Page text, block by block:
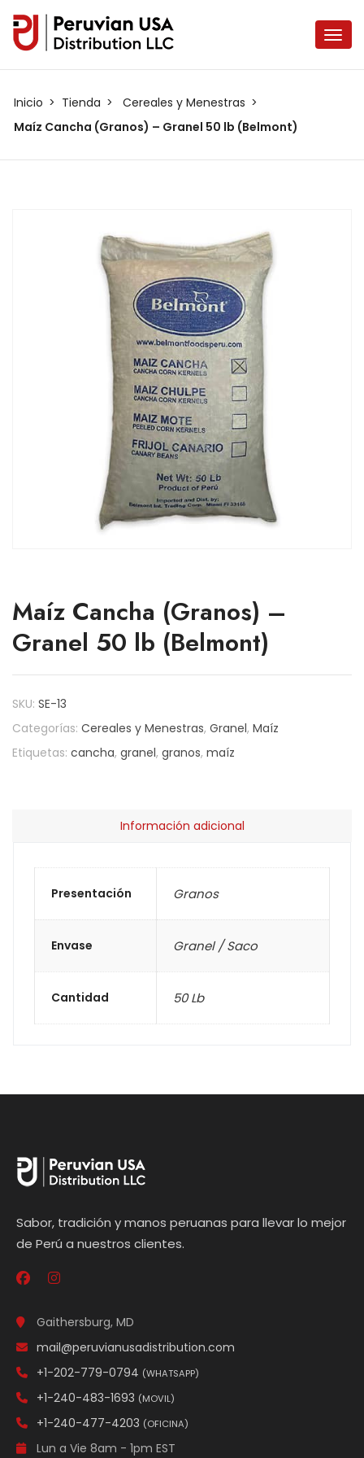
Inicio Tienda
Cereales y Menestras
Maíz Cancha (Granos) – Granel 50 lb (Belmont)
Maíz Cancha (Granos) –
Granel 50 lb (Belmont)
SKU: SE-13
Categorías: Cereales y Menestras, Granel, Maíz
Etiquetas: cancha, granel, granos, maíz
Información adicional
Presentación Granos
Envase Granel / Saco
Cantidad 50 Lb
Sabor, tradición y manos peruanas para llevar lo mejor
de Perú a nuestros clientes.
Gaithersburg, MD
mail@peruvianusadistribution.com
+1-202-779-0794 (WHATSAPP)
+1-240-483-1693 (MOVIL)
+1-240-477-4203 (OFICINA)
Lun a Vie 8am - 1pm EST